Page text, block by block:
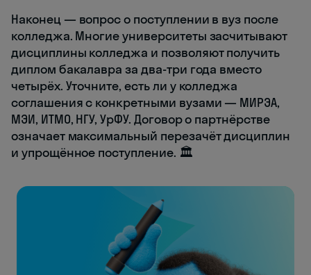
Наконец — вопрос о поступлении в вуз после
колледжа. Многие университеты засчитывают
дисциплины колледжа и позволяют получить
диплом бакалавра за два-три года вместо
четырёх. Уточните, есть ли у колледжа
соглашения с конкретными вузами — МИРЭА,
МЭИ, ИТМО, НГУ, УрФУ. Договор о партнёрстве
означает максимальный перезачёт дисциплин
и упрощённое поступление. 🏛️